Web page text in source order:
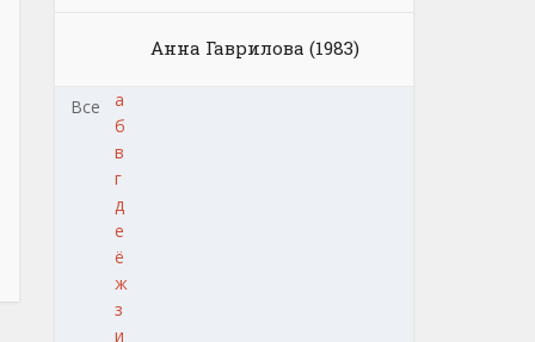
Анна Гаврилова (1983)
Все
а
б
в
г
д
е
ё
ж
з
и